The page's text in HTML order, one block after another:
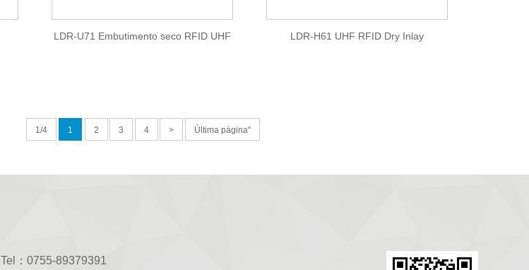
LDR-U71 Embutimento seco RFID UHF LDR-H61 UHF RFID Dry Inlay
1/4 1 2 3 4 > Última página"
Tel：0755-89379391